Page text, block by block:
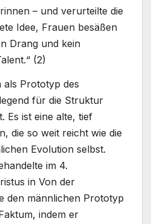
– und verurteilte die
Idee, Frauen besäßen
Drang und kein
(2)
als Prototyp des
für die Struktur
Es ist eine alte, tief
die so weit reicht wie die
Evolution selbst.
im 4.
in Von der
den männlichen Prototyp
indem er